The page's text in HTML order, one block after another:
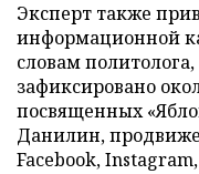
Эксперт также
информационной
словам
зафиксировано
посвященных
Данилин,
Facebook,